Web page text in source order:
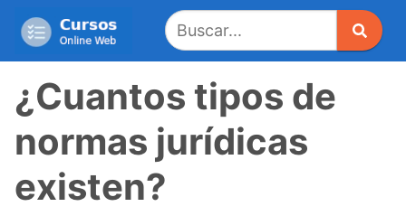
¿Cuantos tipos de
normas jurídicas
existen?